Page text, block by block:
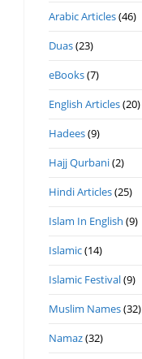
Arabic Articles(46)
Duas(23)
eBooks(7)
English Articles(20)
Hadees(9)
Hajj Qurbani(2)
Hindi Articles(25)
Islam In English (9)
Islamic(14)
Islamic Festival(9)
Muslim Names(32)
Namaz(32)